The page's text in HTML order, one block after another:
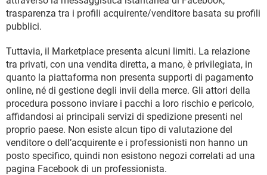
trasparenza tra i profili acquirente/venditore basata su profili
pubblici.
Tuttavia, il Marketplace presenta alcuni limiti. La relazione
tra privati, con una vendita diretta, a mano, è privilegiata, in
quanto la piattaforma non presenta supporti di pagamento
online, né di gestione degli invii della merce. Gli attori della
procedura possono inviare i pacchi a loro rischio e pericolo,
affidandosi ai principali servizi di spedizione presenti nel
proprio paese. Non esiste alcun tipo di valutazione del
venditore o dell’acquirente e i professionisti non hanno un
posto specifico, quindi non esistono negozi correlati ad una
pagina Facebook di un professionista.